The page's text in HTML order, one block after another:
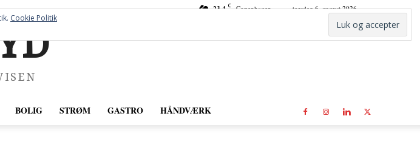
23.4 C Copenhagen torsdag 6. august 2026
BOLIG STRØM GASTRO HÅNDVÆRK
Cookie Politik